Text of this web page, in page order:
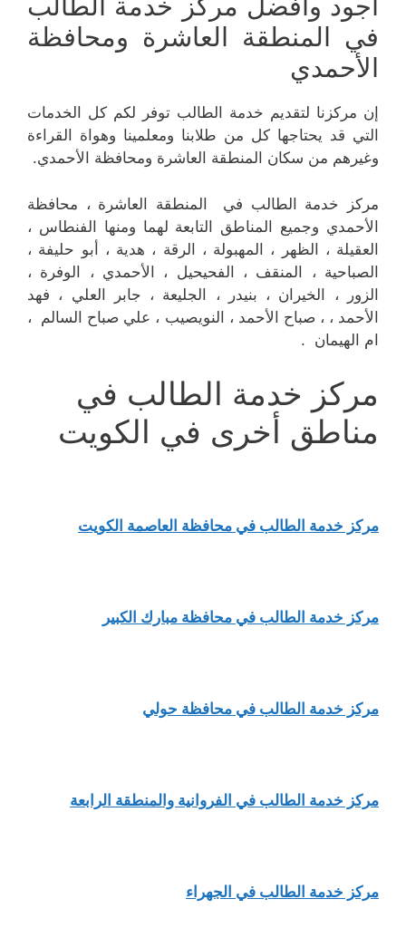
في المنطقة العاشرة ومحافظة
الأحمدي
إن مركزنا لتقديم خدمة الطالب توفر لكم كل الخدمات
التي قد يحتاجها كل من طلابنا ومعلمينا وهواة القراءة
وغيرهم من سكان المنطقة العاشرة ومحافظة الأحمدي.
مركز خدمة الطالب في المنطقة العاشرة ، محافظة
الأحمدي وجميع المناطق التابعة لهما ومنها الفنطاس ،
العقيلة ، الظهر ، المهبولة ، الرقة ، هدية ، أبو حليفة ،
الصباحية ، المنقف ، الفحيحيل ، الأحمدي ، الوفرة ،
الزور ، الخيران ، بنيدر ، الجليعة ، جابر العلي ، فهد
الأحمد ، ، صباح الأحمد ، النويصيب ، علي صباح السالم ،
ام الهيمان .
مركز خدمة الطالب في
مناطق أخرى في الكويت
مركز خدمة الطالب في محافظة العاصمة الكويت
مركز خدمة الطالب في محافظة مبارك الكبير
مركز خدمة الطالب في محافظة حولي
مركز خدمة الطالب في الفروانية والمنطقة الرابعة
مركز خدمة الطالب في الجهراء